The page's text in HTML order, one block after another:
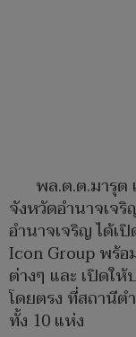
พล.ต.ต.มารุต
จังหวัดอำนาจเจ
อำนาจเจริญ ได้เ
Icon Group พร้
ต่างๆ และ เปิดใ
โดยตรง ที่สถานีต
ทั้ง 10 แห่ง